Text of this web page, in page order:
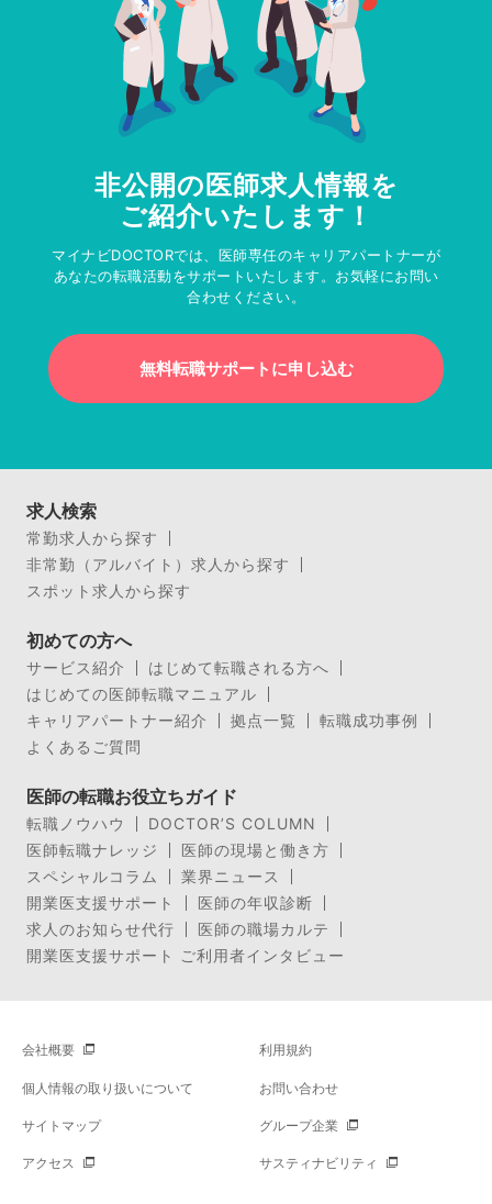
非公開の医師求人情報を
ご紹介いたします！
マイナビDOCTORでは、医師専任のキャリアパートナーが
あなたの転職活動をサポートいたします。お気軽にお問い
合わせください。
無料転職サポートに申し込む
求人検索
常勤求人から探す
非常勤（アルバイト）求人から探す
スポット求人から探す
初めての方へ
サービス紹介
はじめて転職される方へ
はじめての医師転職マニュアル
キャリアパートナー紹介
拠点一覧
転職成功事例
よくあるご質問
医師の転職お役立ちガイド
転職ノウハウ
DOCTOR’S COLUMN
医師転職ナレッジ
医師の現場と働き方
スペシャルコラム
業界ニュース
開業医支援サポート
医師の年収診断
求人のお知らせ代行
医師の職場カルテ
開業医支援サポート ご利用者インタビュー
会社概要 利用規約
個人情報の取り扱いについて お問い合わせ
サイトマップ グループ企業
アクセス サスティナビリティ